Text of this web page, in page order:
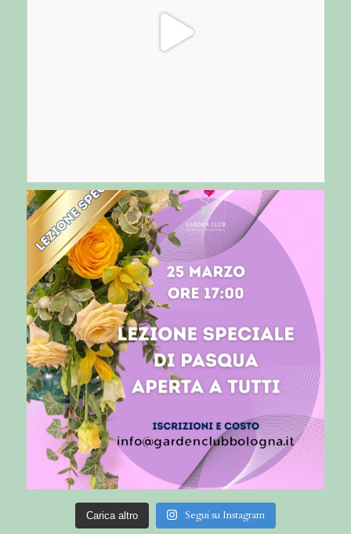
Carica altro Segui su Instagram